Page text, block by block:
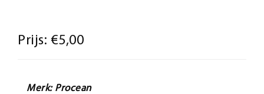
Prijs: €5,00
Merk: Procean